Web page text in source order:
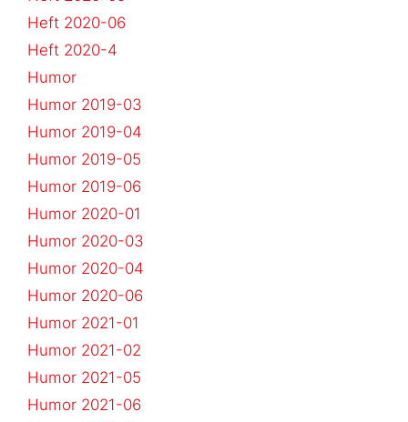
Heft 2020-06
Heft 2020-4
Humor
Humor 2019-03
Humor 2019-04
Humor 2019-05
Humor 2019-06
Humor 2020-01
Humor 2020-03
Humor 2020-04
Humor 2020-06
Humor 2021-01
Humor 2021-02
Humor 2021-05
Humor 2021-06